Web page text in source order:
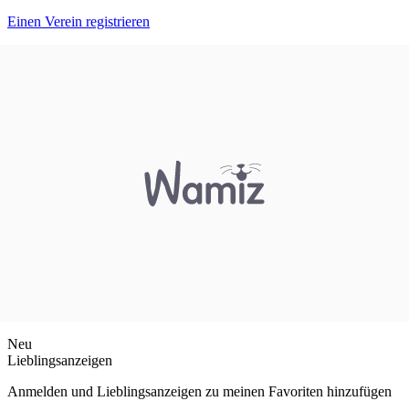
Einen Verein registrieren
Neu
Lieblingsanzeigen
Anmelden und Lieblingsanzeigen zu meinen Favoriten hinzufügen